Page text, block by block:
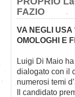
FAZIO
VA NEGLI USA
OMOLOGHI E
Luigi Di Maio
dialogato con il
numerosi temi
Il candidato